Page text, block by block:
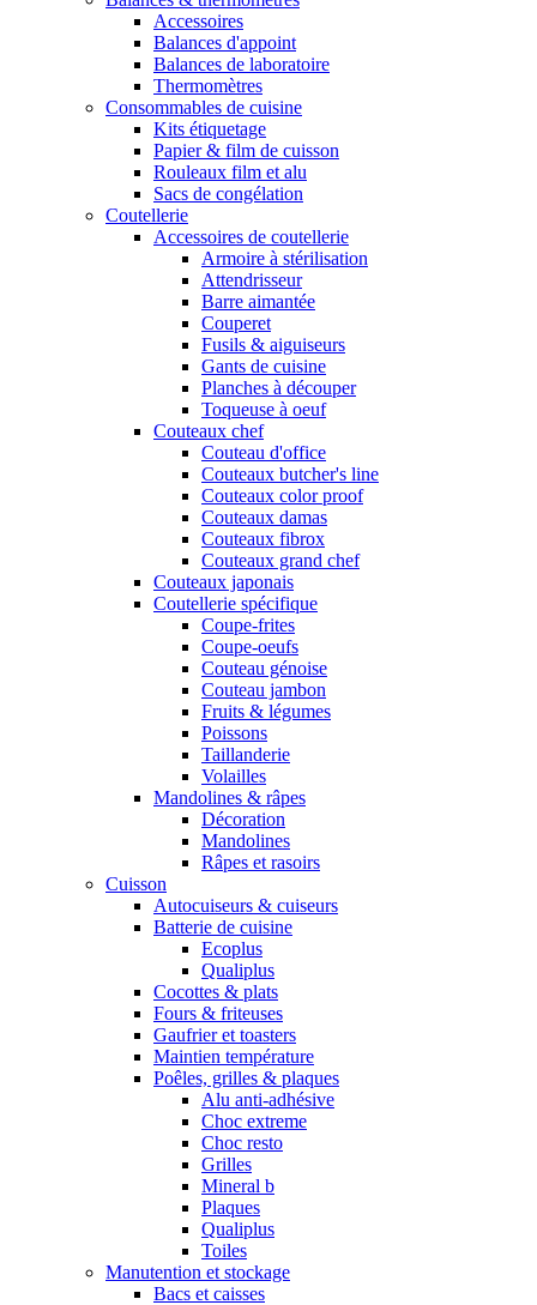
Accessoires
Balances d'appoint
Balances de laboratoire
Thermomètres
Consommables de cuisine
Kits étiquetage
Papier & film de cuisson
Rouleaux film et alu
Sacs de congélation
Coutellerie
Accessoires de coutellerie
Armoire à stérilisation
Attendrisseur
Barre aimantée
Couperet
Fusils & aiguiseurs
Gants de cuisine
Planches à découper
Toqueuse à oeuf
Couteaux chef
Couteau d'office
Couteaux butcher's line
Couteaux color proof
Couteaux damas
Couteaux fibrox
Couteaux grand chef
Couteaux japonais
Coutellerie spécifique
Coupe-frites
Coupe-oeufs
Couteau génoise
Couteau jambon
Fruits & légumes
Poissons
Taillanderie
Volailles
Mandolines & râpes
Décoration
Mandolines
Râpes et rasoirs
Cuisson
Autocuiseurs & cuiseurs
Batterie de cuisine
Ecoplus
Qualiplus
Cocottes & plats
Fours & friteuses
Gaufrier et toasters
Maintien température
Poêles, grilles & plaques
Alu anti-adhésive
Choc extreme
Choc resto
Grilles
Mineral b
Plaques
Qualiplus
Toiles
Manutention et stockage
Bacs et caisses